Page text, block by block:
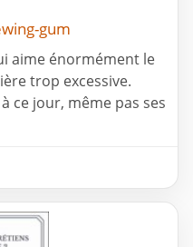
gum
aime énormément le
trop excessive.
ce jour, même pas ses